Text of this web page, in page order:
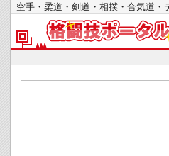
空手・柔道・剣道・相撲・合気